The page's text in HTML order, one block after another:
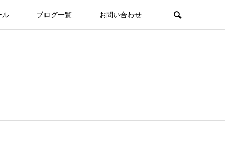
ル ブログ一覧 お問い合わせ